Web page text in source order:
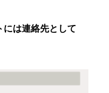
は連絡先として